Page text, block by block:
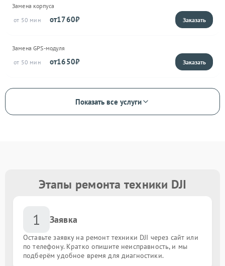
Замена корпуса
50
1760
Замена GPS-модуля
50
1650
Показать все услуги
Этапы ремонта техники DJI
1 Заявка
Оставьте заявку на ремонт техники DJI через сайт или
по телефону. Кратко опишите неисправность, и мы
подберём удобное время для диагностики.